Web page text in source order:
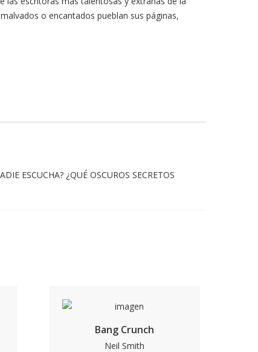
o encantados pueblan sus páginas,
ESCUCHA? ¿QUÉ OSCUROS SECRETOS
Bang Crunch
Neil Smith